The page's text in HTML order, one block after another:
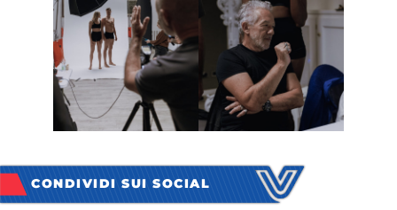
CONDIVIDI SUI SOCIAL